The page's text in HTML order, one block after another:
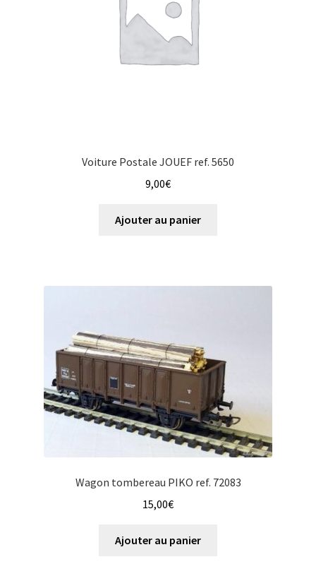
Voiture Postale JOUEF ref. 5650
9,00€
Ajouter au panier
Wagon tombereau PIKO ref. 72083
15,00€
Ajouter au panier